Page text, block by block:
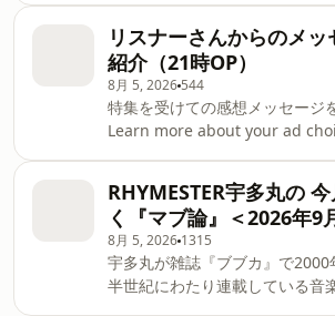
ポーターを務める、学生たちに
トのフリースタイルバトル「
見どころを解説。 Learn more about
your ad choices. Visit
podcastchoices.com/adchoices
リスナーさんからのメッ
紹介（21時OP）
8月 5, 2026 544
特集を受けての感想メッセージ
Learn more about your ad
RHYMESTER宇多丸の
く『マブ論』＜2026年9
8月 5, 2026 1315
宇多丸が雑誌『ブブカ』で2000
半世紀にわたり連載している音